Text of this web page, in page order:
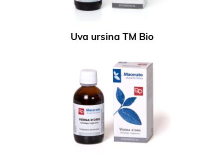
Uva ursina TM Bio